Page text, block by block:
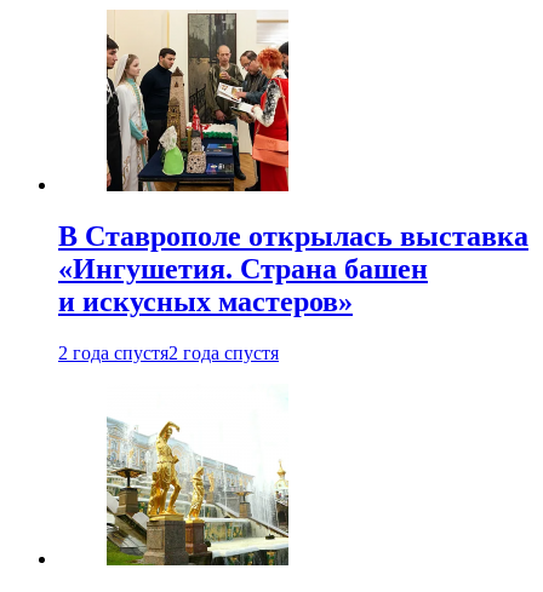
В Ставрополе открылась выставка
«Ингушетия. Страна башен
и искусных мастеров»
2 года спустя2 года спустя